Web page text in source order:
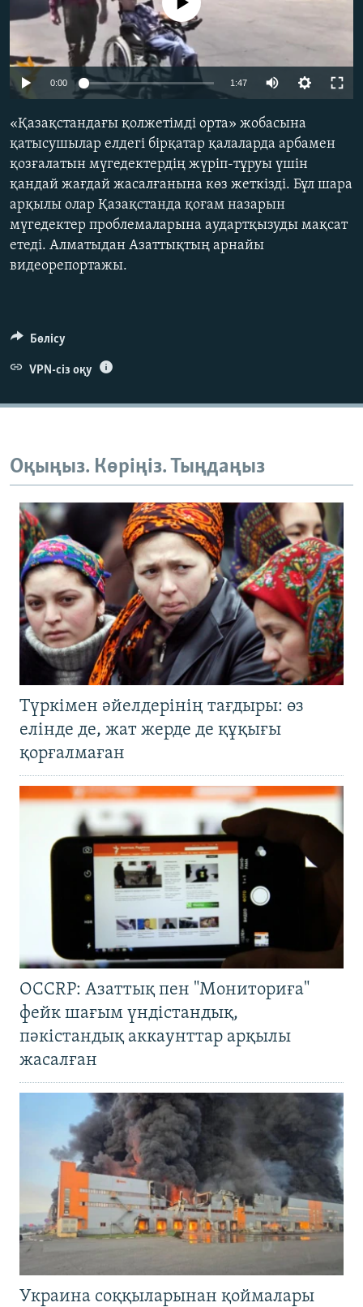
ЖАЗЫЛЫҢЫЗ
Басқа тілдерде
No media source currently available
0:00 1:47
«Қазақстандағы қолжетімді орта» жобасына
қатысушылар елдегі бірқатар қалаларда арбамен
қозғалатын мүгедектердің жүріп-тұруы үшін
қандай жағдай жасалғанына көз жеткізді. Бұл шара
арқылы олар Қазақстанда қоғам назарын
мүгедектер проблемаларына аудартқызуды мақсат
етеді. Алматыдан Азаттықтың арнайы
видеорепортажы.
Бөлісу
VPN-сіз оқу
Оқыңыз. Көріңіз. Тыңдаңыз
Түркімен әйелдерінің тағдыры: өз
елінде де, жат жерде де құқығы
қорғалмаған
OCCRP: Азаттық пен "Мониториға"
фейк шағым үндістандық,
пәкістандық аккаунттар арқылы
жасалған
Украина соққыларынан қоймалары